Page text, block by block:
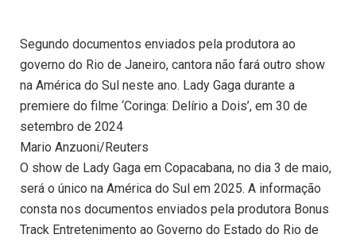
Segundo documentos enviados pela produtora ao
governo do Rio de Janeiro, cantora não fará outro show
na América do Sul neste ano. Lady Gaga durante a
premiere do filme ‘Coringa: Delírio a Dois’, em 30 de
setembro de 2024
Mario Anzuoni/Reuters
O show de Lady Gaga em Copacabana, no dia 3 de maio,
será o único na América do Sul em 2025. A informação
consta nos documentos enviados pela produtora Bonus
Track Entretenimento ao Governo do Estado do Rio de